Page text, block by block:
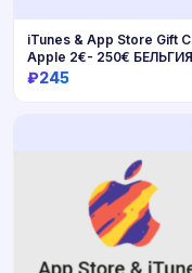
iTunes & App Store Gift
Apple 2€- 250€ БЕЛЬГИЯ
₽245